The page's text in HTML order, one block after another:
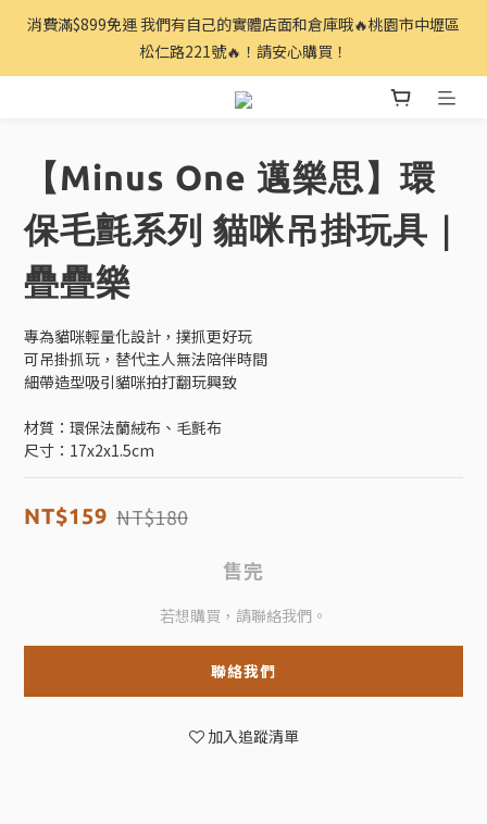
消費滿$899免運 我們有自己的實體店面和倉庫哦🔥桃園市中壢區
松仁路221號🔥！請安心購買！
【Minus One 邁樂思】環
保毛氈系列 貓咪吊掛玩具｜
疊疊樂
專為貓咪輕量化設計，撲抓更好玩
可吊掛抓玩，替代主人無法陪伴時間
細帶造型吸引貓咪拍打翻玩興致
材質：環保法蘭絨布、毛氈布
尺寸：17x2x1.5cm
NT$159 NT$180
售完
若想購買，請聯絡我們。
聯絡我們
加入追蹤清單